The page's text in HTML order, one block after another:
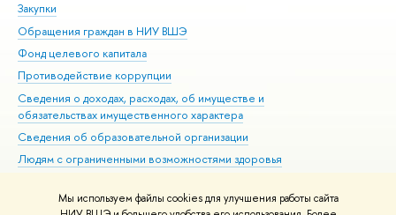
Мы используем файлы cookies для улучшения работы сайта
Закупки
Обращения граждан в НИУ ВШЭ
Фонд целевого капитала
Противодействие коррупции
Сведения о доходах, расходах, об имуществе и
обязательствах имущественного характера
Сведения об образовательной организации
Людям с ограниченными возможностями здоровья
Работа в Вышке